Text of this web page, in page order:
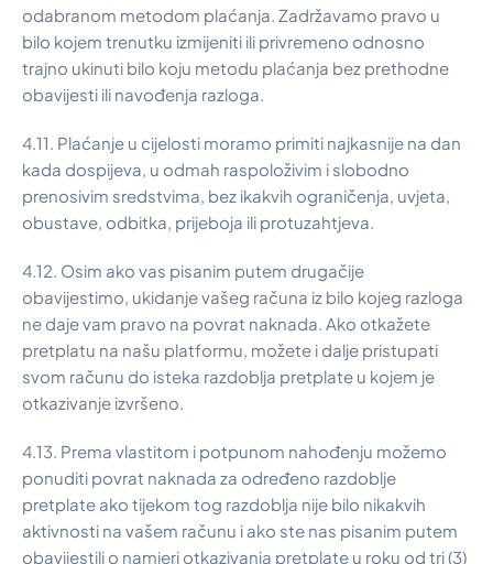
odabranom metodom plaćanja. Zadržavamo pravo u
bilo kojem trenutku izmijeniti ili privremeno odnosno
trajno ukinuti bilo koju metodu plaćanja bez prethodne
obavijesti ili navođenja razloga.
4.11. Plaćanje u cijelosti moramo primiti najkasnije na dan
kada dospijeva, u odmah raspoloživim i slobodno
prenosivim sredstvima, bez ikakvih ograničenja, uvjeta,
obustave, odbitka, prijeboja ili protuzahtjeva.
4.12. Osim ako vas pisanim putem drugačije
obavijestimo, ukidanje vašeg računa iz bilo kojeg razloga
ne daje vam pravo na povrat naknada. Ako otkažete
pretplatu na našu platformu, možete i dalje pristupati
svom računu do isteka razdoblja pretplate u kojem je
otkazivanje izvršeno.
4.13. Prema vlastitom i potpunom nahođenju možemo
ponuditi povrat naknada za određeno razdoblje
pretplate ako tijekom tog razdoblja nije bilo nikakvih
aktivnosti na vašem računu i ako ste nas pisanim putem
obavijestili o namjeri otkazivanja pretplate u roku od tri (3)